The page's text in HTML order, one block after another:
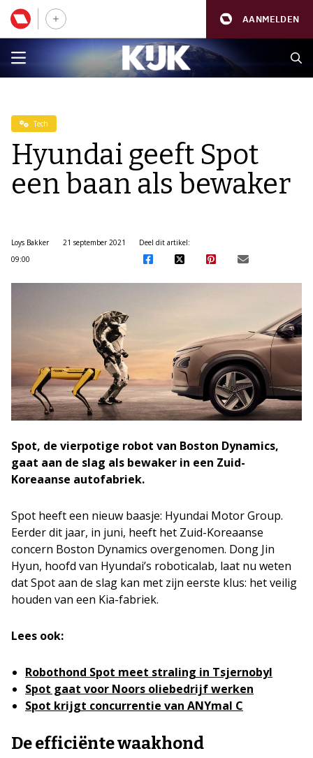
AANMELDEN
Tech
Hyundai geeft Spot
een baan als bewaker
Loys Bakker
21 september 2021
09:00
Deel dit artikel:
Spot, de vierpotige robot van Boston Dynamics,
gaat aan de slag als bewaker in een Zuid-
Koreaanse autofabriek.
Spot heeft een nieuw baasje: Hyundai Motor Group.
Eerder dit jaar, in juni, heeft het Zuid-Koreaanse
concern Boston Dynamics overgenomen. Dong Jin
Hyun, hoofd van Hyundai’s roboticalab, laat nu weten
dat Spot aan de slag kan met zijn eerste klus: het veilig
houden van een Kia-fabriek.
Lees ook:
Robothond Spot meet straling in Tsjernobyl
Spot gaat voor Noors oliebedrijf werken
Spot krijgt concurrentie van ANYmal C
De efficiënte waakhond